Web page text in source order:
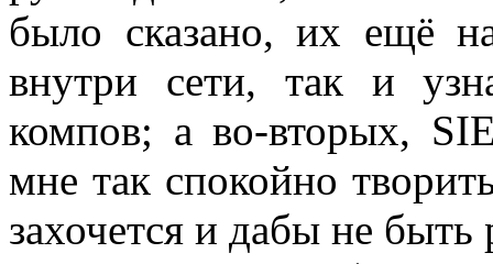
было сказано, их ещё
внутри сети, так и
компов; а во-вторых,
мне так спокойно
захочется и дабы не